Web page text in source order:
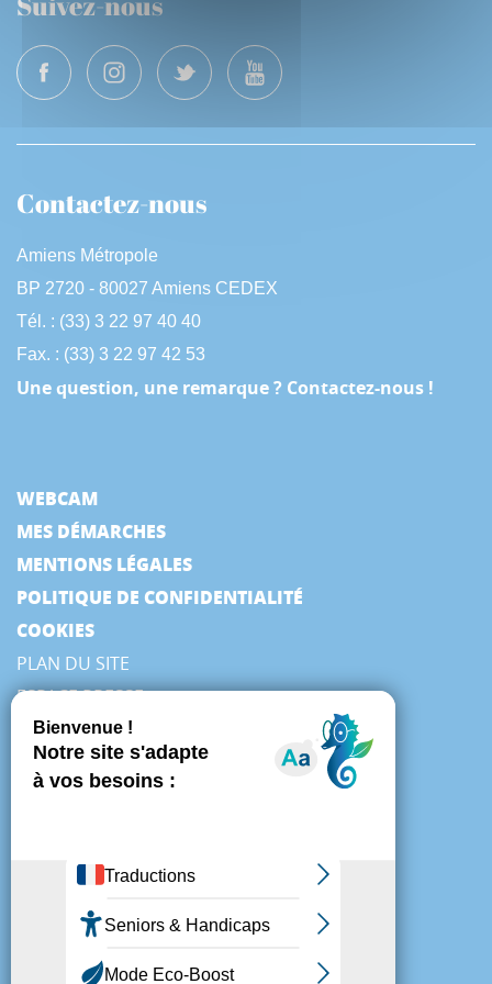
Contactez-nous
Amiens Métropole
BP 2720 - 80027 Amiens CEDEX
Tél. : (33) 3 22 97 40 40
Fax. : (33) 3 22 97 42 53
Une question, une remarque ? Contactez-nous !
WEBCAM
MES DÉMARCHES
MENTIONS LÉGALES
POLITIQUE DE CONFIDENTIALITÉ
COOKIES
PLAN DU SITE
ESPACE PRESSE